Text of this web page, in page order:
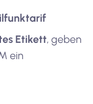
Etikett, geben
ein